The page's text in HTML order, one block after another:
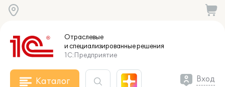
Отраслевые
и специализированныерешения
1С:Предприятие
Каталог Вход